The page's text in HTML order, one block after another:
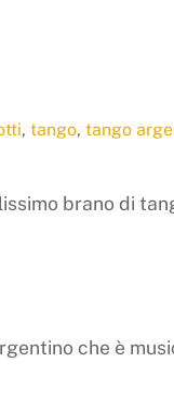
, tango, tango
brano di
che è